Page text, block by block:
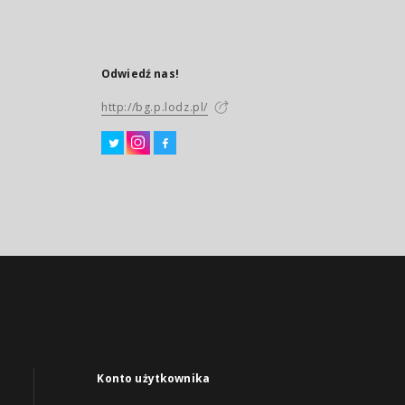
Odwiedź nas!
http://bg.p.lodz.pl/
Konto użytkownika